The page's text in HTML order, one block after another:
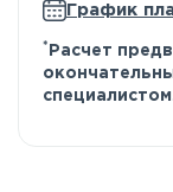
График
* Расчет